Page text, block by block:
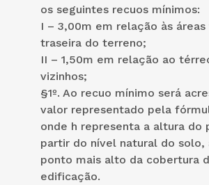
os seguintes recuos mínimos:
I – 3,00m em relação às
traseira do terreno;
II – 1,50m em relação ao
vizinhos;
§1º. Ao recuo mínimo será
valor representado pela
onde h representa a altura do
partir do nível natural do solo,
ponto mais alto da cobertura
edificação.